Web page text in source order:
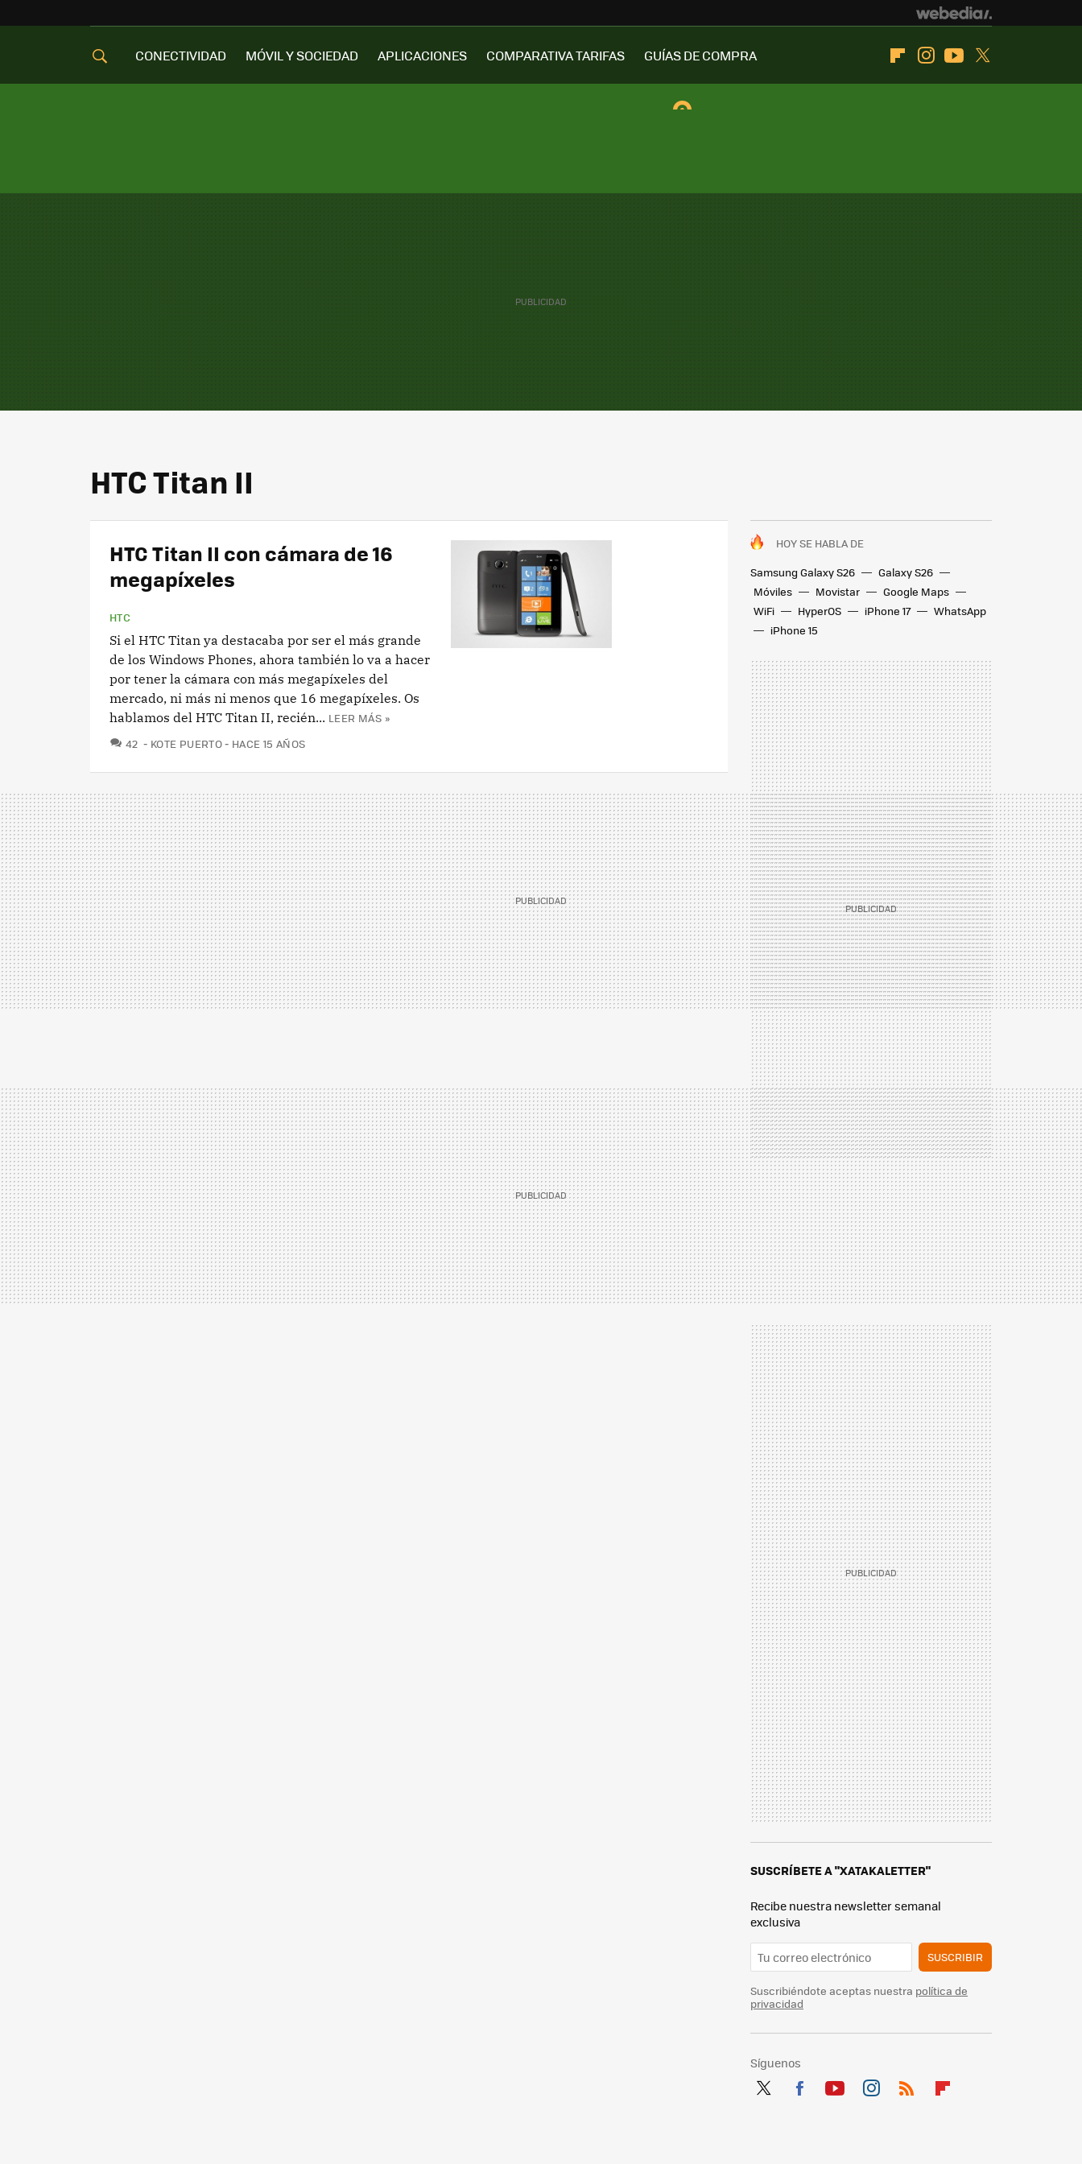
CONECTIVIDAD MÓVIL Y SOCIEDAD APLICACIONES COMPARATIVA TARIFAS
GUÍAS DE COMPRA
FlipboardInstagramYoutube
HTC Titan II
HOY SE HABLA DE
Samsung Galaxy S26
Galaxy S26
Móviles
Movistar
Google Maps
WiFi
HyperOS iPhone 17
WhatsApp
iPhone 15
HTC Titan II con cámara de 16
megapíxeles
HTC
Si el HTC Titan ya destacaba por ser el más grande
de los Windows Phones, ahora también lo va a hacer
por tener la cámara con más megapíxeles del
mercado, ni más ni menos que 16 megapíxeles. Os
hablamos del HTC Titan II, recién... LEER MÁS »
42 COMENTARIOS
KOTE PUERTO HACE 15 AÑOS
SUSCRÍBETE A "XATAKALETTER"
Recibe nuestra newsletter semanal
exclusiva
SUSCRIBIR
Suscribiéndote aceptas nuestra política de
privacidad
Síguenos